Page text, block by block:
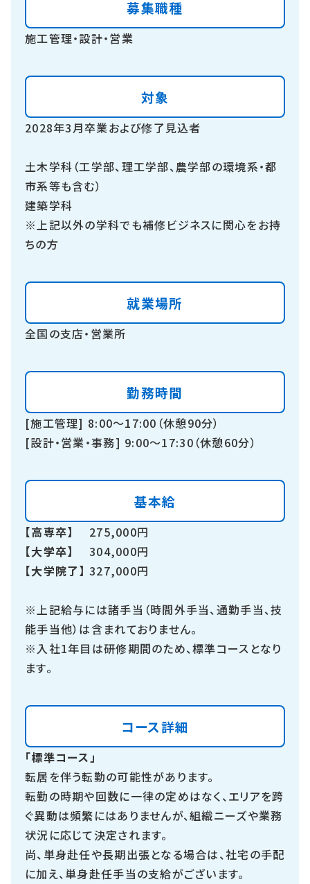
募集職種
施工管理・設計・営業
対象
2028年3月卒業および修了見込者
土木学科（工学部、理工学部、農学部の環境系・都
市系等も含む）
建築学科
※上記以外の学科でも補修ビジネスに関心をお持
ちの方
就業場所
全国の支店・営業所
勤務時間
[施工管理] 8:00～17:00（休憩90分）
[設計・営業・事務] 9:00～17:30（休憩60分）
基本給
【高専卒】 275,000円
【大学卒】
304,000円
【大学院了】 327,000円
※上記給与には諸手当（時間外手当、通勤手当、技
能手当他）は含まれておりません。
※入社1年目は研修期間のため、標準コースとなり
ます。
コース詳細
「標準コース」
転居を伴う転勤の可能性があります。
転勤の時期や回数に一律の定めはなく、エリアを跨
ぐ異動は頻繁にはありませんが、組織ニーズや業務
状況に応じて決定されます。
尚、単身赴任や長期出張となる場合は、社宅の手配
に加え、単身赴任手当の支給がございます。